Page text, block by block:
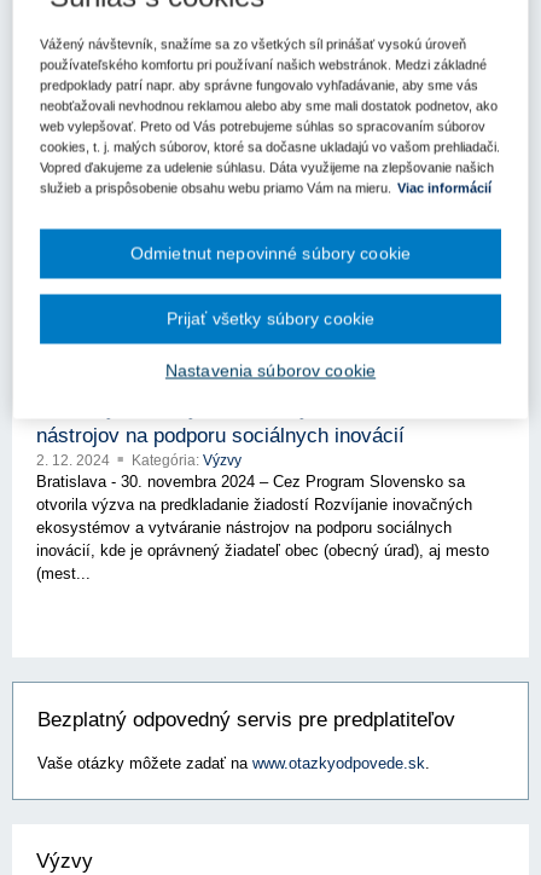
Ministerstvo kultúry Slovenskej republiky zverejnilo dotačnú výzvu
v rámci programu "Kultúra znevýhodnených skupín", ktorá ponúka
celkovú podporu vo výške 980 000 eur.
Fond na podporu kultúry národnostných
menšín vyhlasuje tretiu výzvu pre rok 2025
výzvu na predkladanie žiadostí o dotácie na rok 2025, pričom
termín na ich podanie pre maďarskú národnostnú menšinu je
stanovený do 8. januára 2025.
Nová výzva SocInoLab: Rozvíjanie
nástrojov na podporu sociálnych inovácií
2. 12. 2024 Kategória: Výzvy
Bratislava - 30. novembra 2024 – Cez Program Slovensko sa
otvorila výzva na predkladanie žiadostí Rozvíjanie inovačných
ekosystémov a vytváranie nástrojov na podporu sociálnych
inovácií, kde je oprávnený žiadateľ obec (obecný úrad), aj mesto
(mest...
Bezplatný odpovedný servis pre predplatiteľov
Vaše otázky môžete zadať na www.otazkyodpovede.sk.
Výzvy
Vážený návštevník, snažíme sa zo všetkých síl prinášať vysokú úroveň
používateľského komfortu pri používaní našich webstránok. Medzi základné
predpoklady patrí napr. aby správne fungovalo vyhľadávanie, aby sme vás
neobťažovali nevhodnou reklamou alebo aby sme mali dostatok podnetov, ako
web vylepšovať. Preto od Vás potrebujeme súhlas so spracovaním súborov
cookies, t. j. malých súborov, ktoré sa dočasne ukladajú vo vašom prehliadači.
Vopred ďakujeme za udelenie súhlasu. Dáta využijeme na zlepšovanie našich
služieb a prispôsobenie obsahu webu priamo Vám na mieru.
Viac informácií
Nastavenia súborov cookie
Odmietnut nepovinné súbory cookie
Prijať všetky súbory cookie